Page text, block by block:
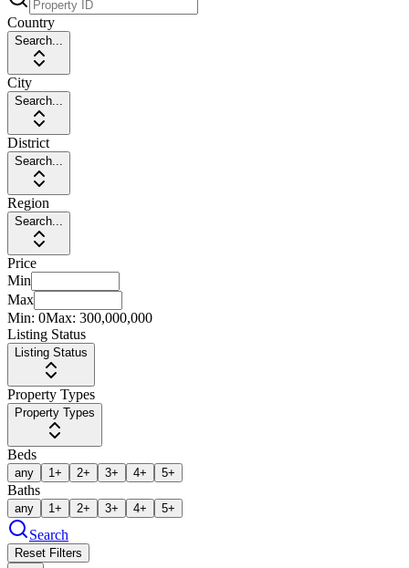
Country
Search...
City
Search...
District
Search...
Region
Search...
Price
Min
Max
Min: 0Max: 300,000,000
Listing Status
Listing Status
Property Types
Property Types
Beds
any 1+ 2+ 3+ 4+ 5+
Baths
any 1+ 2+ 3+ 4+ 5+
Search
Reset Filters